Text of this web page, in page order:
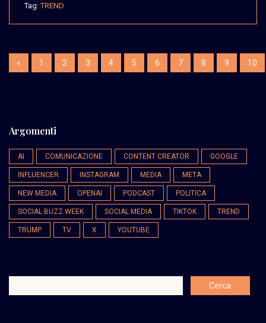
Tag:TREND
« 1 2 3 4 5 6 7 8 9 10
Argomenti
AI COMUNICAZIONE CONTENT CREATOR GOOGLE
INFLUENCER INSTAGRAM MEDIA META
NEW MEDIA OPENAI PODCAST POLITICA
SOCIAL BUZZ WEEK SOCIAL MEDIA TIKTOK TREND
TRUMP TV X YOUTUBE